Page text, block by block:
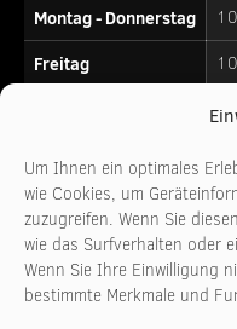
Um Ihnen ein optimales
wie Cookies, um
zuzugreifen. Wenn Sie
wie das Surfverhalten oder
Wenn Sie Ihre Einwilligung
bestimmte Merkmale und
Montag - Donnerstag
Freitag